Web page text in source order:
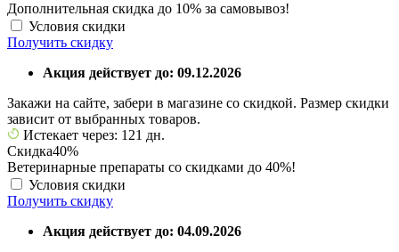
Дополнительная скидка до 10% за самовывоз!
Условия скидки
Получить скидку
Акция действует до: 09.12.2026
Закажи на сайте, забери в магазине со скидкой. Размер скидки
зависит от выбранных товаров.
Истекает через: 121 дн.
Скидка40%
Ветеринарные препараты со скидками до 40%!
Условия скидки
Получить скидку
Акция действует до: 04.09.2026